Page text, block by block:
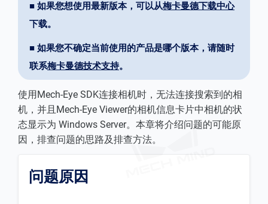
■ 如果您想使用最新版本，可以从梅卡曼德下载中心
下载。
■ 如果您不确定当前使用的产品是哪个版本，请随时
联系梅卡曼德技术支持。
使用Mech-Eye SDK连接相机时，无法连接搜索到的相
机，并且Mech-Eye Viewer的相机信息卡片中相机的状
态显示为 Windows Server。本章将介绍问题的可能原
因，排查问题的思路及排查方法。
问题原因